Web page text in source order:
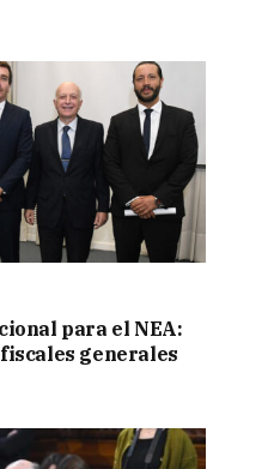
para el NEA:
generales